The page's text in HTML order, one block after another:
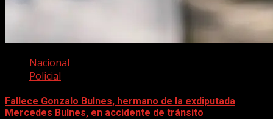
Nacional
Policial
Fallece Gonzalo Bulnes, hermano de la exdiputada
Mercedes Bulnes, en accidente de tránsito